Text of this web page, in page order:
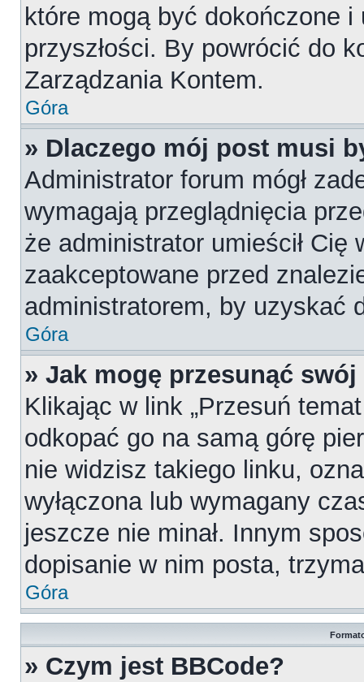
które mogą być dokończone
przyszłości. By powrócić do
Zarządzania Kontem.
Góra
» Dlaczego mój post musi
Administrator forum mógł
wymagają przeglądnięcia
że administrator umieścił
zaakceptowane przed
administratorem, by uzyskać
Góra
» Jak mogę przesunąć
Klikając w link „Przesuń
odkopać go na samą górę
nie widzisz takiego linku,
wyłączona lub wymagany
jeszcze nie minał. Innym
dopisanie w nim posta,
Góra
» Czym jest BBCode?